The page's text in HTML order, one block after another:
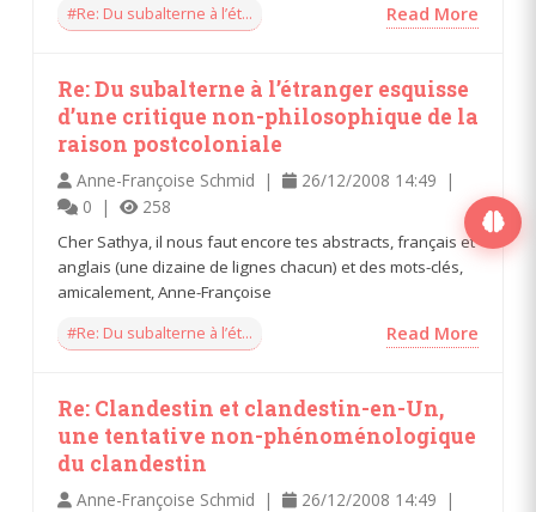
#Re: Du subalterne à l’ét...
Read More
Re: Du subalterne à l’étranger esquisse
d’une critique non-philosophique de la
raison postcoloniale
Anne-Françoise Schmid |
26/12/2008 14:49 |
0 |
258
Cher Sathya, il nous faut encore tes abstracts, français et
anglais (une dizaine de lignes chacun) et des mots-clés,
amicalement, Anne-Françoise
#Re: Du subalterne à l’ét...
Read More
Re: Clandestin et clandestin-en-Un,
une tentative non-phénoménologique
du clandestin
Anne-Françoise Schmid |
26/12/2008 14:49 |